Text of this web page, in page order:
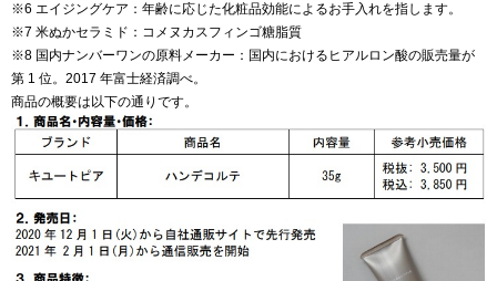
※6 エイジングケア：年齢に応じた化粧品効能によるお手入れを指します。
※7 米ぬかセラミド：コメヌカスフィンゴ糖脂質
※8 国内ナンバーワンの原料メーカー：国内におけるヒアルロン酸の販売量が
第 1 位。2017 年富士経済調べ。
商品の概要は以下の通りです。